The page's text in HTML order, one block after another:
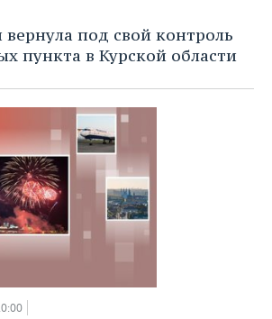
под свой контроль
пункта в Курской области